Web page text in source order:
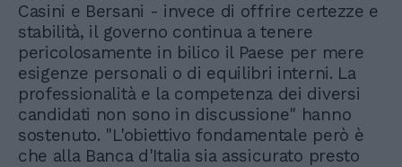
Casini e Bersani - invece di offrire certezze e
stabilità, il governo continua a tenere
pericolosamente in bilico il Paese per mere
esigenze personali o di equilibri interni. La
professionalità e la competenza dei diversi
candidati non sono in discussione" hanno
sostenuto. "L'obiettivo fondamentale però è
che alla Banca d'Italia sia assicurato presto